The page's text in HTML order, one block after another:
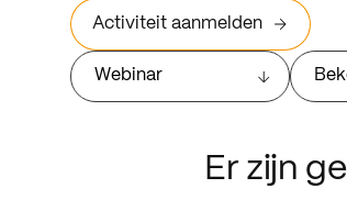
Activiteit aanmelden
Webinar
Er zijn